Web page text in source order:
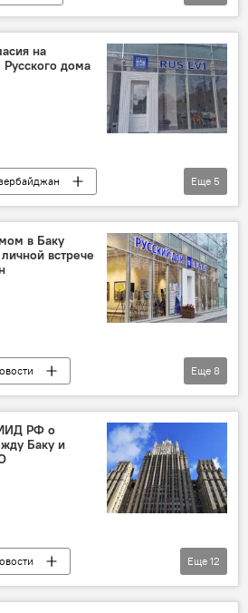
Репатриация
на
дома
Русский дом
Еще 5
в Баку
встрече
Баку
руководитель представительства Россотрудничества в Азербайджанской Республике Ирек Зиннуров
Еще 8
РФ о
Баку и
Азербайджан
Еще 12